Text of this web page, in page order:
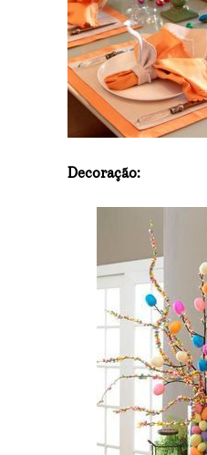
Decoração: